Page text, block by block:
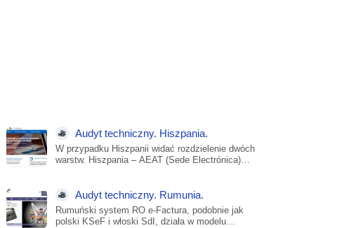
Audyt techniczny. Hiszpania.
W przypadku Hiszpanii widać rozdzielenie dwóch
warstw. Hiszpania – AEAT (Sede Electrónica)
Audyt techniczny. Rumunia.
Rumuński system RO e-Factura, podobnie jak
polski KSeF i włoski SdI, działa w modelu